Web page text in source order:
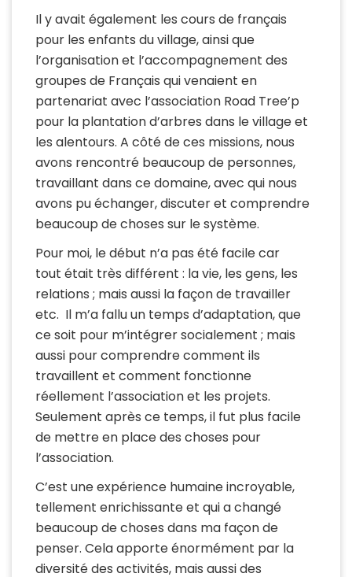
Il y avait également les cours de français
pour les enfants du village, ainsi que
l’organisation et l’accompagnement des
groupes de Français qui venaient en
partenariat avec l’association Road Tree’p
pour la plantation d’arbres dans le village et
les alentours. A côté de ces missions, nous
avons rencontré beaucoup de personnes,
travaillant dans ce domaine, avec qui nous
avons pu échanger, discuter et comprendre
beaucoup de choses sur le système.
Pour moi, le début n’a pas été facile car
tout était très différent : la vie, les gens, les
relations ; mais aussi la façon de travailler
etc. Il m’a fallu un temps d’adaptation, que
ce soit pour m’intégrer socialement ; mais
aussi pour comprendre comment ils
travaillent et comment fonctionne
réellement l’association et les projets.
Seulement après ce temps, il fut plus facile
de mettre en place des choses pour
l’association.
C’est une expérience humaine incroyable,
tellement enrichissante et qui a changé
beaucoup de choses dans ma façon de
penser. Cela apporte énormément par la
diversité des activités, mais aussi des